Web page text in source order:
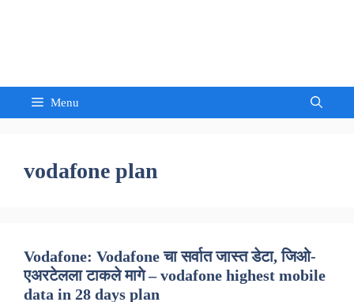
Menu
vodafone plan
Vodafone: Vodafone चा सर्वात जास्त डेटा, जिओ-
एअरटेलला टाकले मागे – vodafone highest mobile
data in 28 days plan